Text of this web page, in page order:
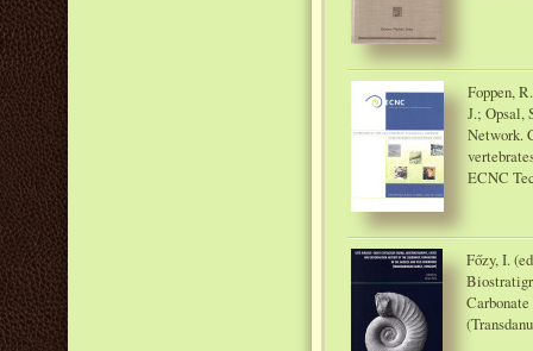
Foppen,
J.; Opsal,
Network.
ECNC
Főzy, I.